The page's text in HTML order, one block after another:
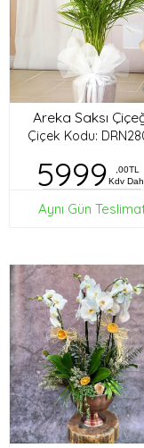
Areka Saksı
Çiçek Kodu:
5999
,00TL
Kdv
Aynı Gün